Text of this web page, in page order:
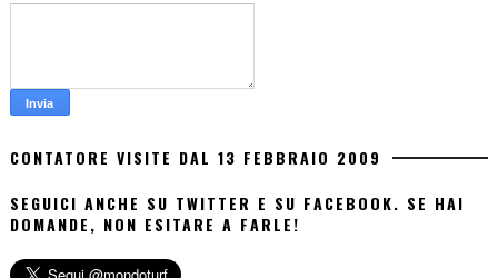
CONTATORE VISITE DAL 13 FEBBRAIO 2009
SEGUICI ANCHE SU TWITTER E SU FACEBOOK. SE HAI
DOMANDE, NON ESITARE A FARLE!